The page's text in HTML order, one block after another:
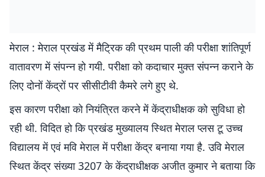
मेराल : मेराल प्रखंड में मैट्रिक की प्रथम पाली की परीक्षा शांतिपूर्ण
वातावरण में संपन्न हो गयी. परीक्षा को कदाचार मुक्त संपन्न कराने के
लिए दोनों केंद्रों पर सीसीटीवी कैमरे लगे हुए थे.
इस कारण परीक्षा को नियंत्रित करने में केंद्राधीक्षक को सुविधा हो
रही थी. विदित हो कि प्रखंड मुख्यालय स्थित मेराल प्लस टू उच्च
विद्यालय में एवं मवि मेराल में परीक्षा केंद्र बनाया गया है. उवि मेराल
स्थित केंद्र संख्या 3207 के केंद्राधीक्षक अजीत कुमार ने बताया कि